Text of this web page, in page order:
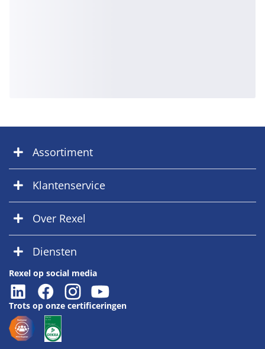
Assortiment
Klantenservice
Over Rexel
Diensten
Rexel op social media
Trots op onze certificeringen